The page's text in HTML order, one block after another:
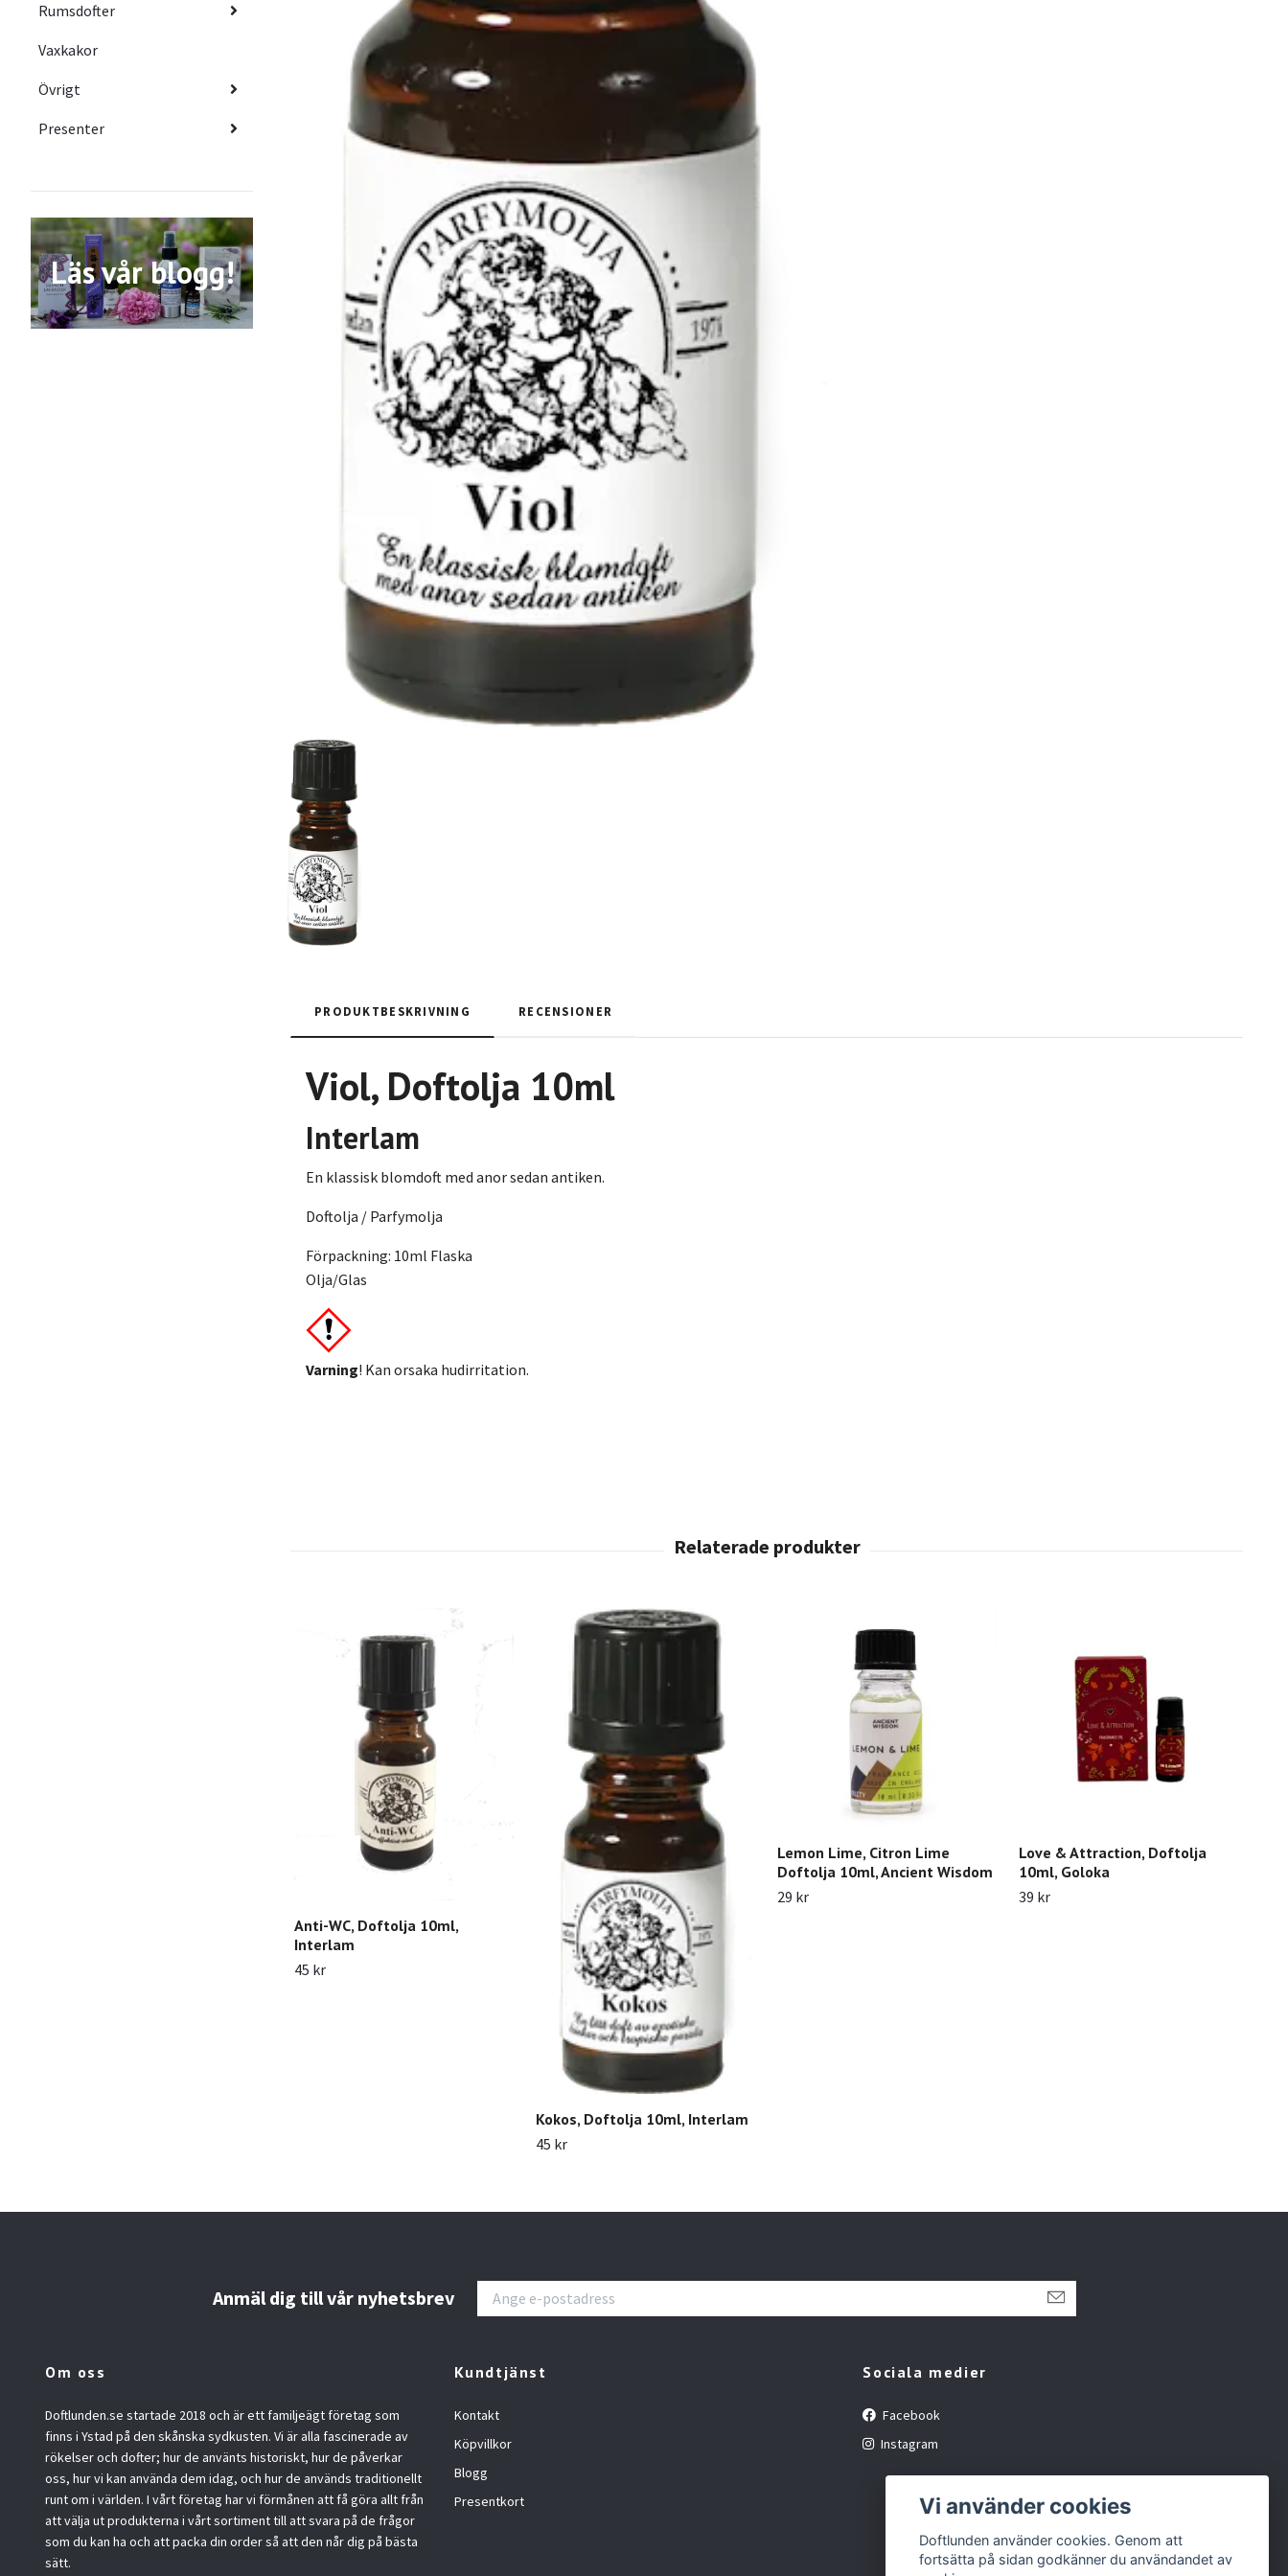
Rumsdofter
Vaxkakor
Övrigt
Presenter
Läs vår blogg!
PRODUKTBESKRIVNING RECENSIONER
Viol, Doftolja 10ml
Interlam
En klassisk blomdoft med anor sedan antiken.
Doftolja / Parfymolja
Förpackning: 10ml Flaska
Olja/Glas
Varning! Kan orsaka hudirritation.
Anti-WC, Doftolja 10ml,
Interlam
45 kr
Kokos, Doftolja 10ml, Interlam
45 kr
Lemon Lime, Citron Lime
Doftolja 10ml, Ancient Wisdom
29 kr
Love & Attraction, Doftolja
10ml, Goloka
39 kr
Anmäl dig till vår nyhetsbrev
Om oss
Doftlunden.se startade 2018 och är ett familjeägt företag som
finns i Ystad på den skånska sydkusten. Vi är alla fascinerade av
rökelser och dofter; hur de använts historiskt, hur de påverkar
oss, hur vi kan använda dem idag, och hur de används traditionellt
runt om i världen. I vårt företag har vi förmånen att få göra allt från
att välja ut produkterna i vårt sortiment till att svara på de frågor
som du kan ha och att packa din order så att den når dig på bästa
sätt.
Kundtjänst
Kontakt
Köpvillkor
Blogg
Presentkort
Sociala medier
Facebook
Instagram
Vi använder cookies
Doftlunden använder cookies. Genom att
fortsätta på sidan godkänner du användandet av